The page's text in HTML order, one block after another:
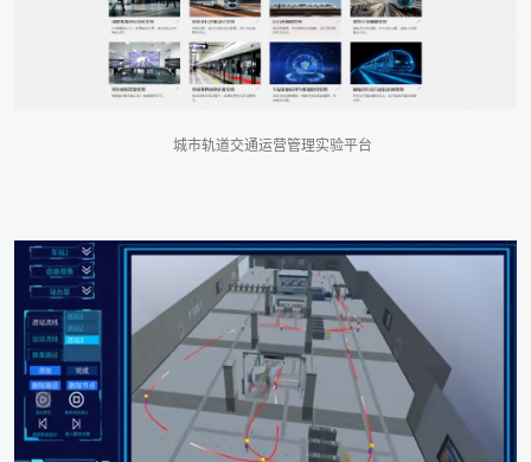
城市轨道交通运营管理实验平台